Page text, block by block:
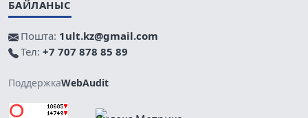
БАЙЛАНЫС
Пошта: 1ult.kz@gmail.com
Тел: +7 707 878 85 89
ПоддержкаWebAudit